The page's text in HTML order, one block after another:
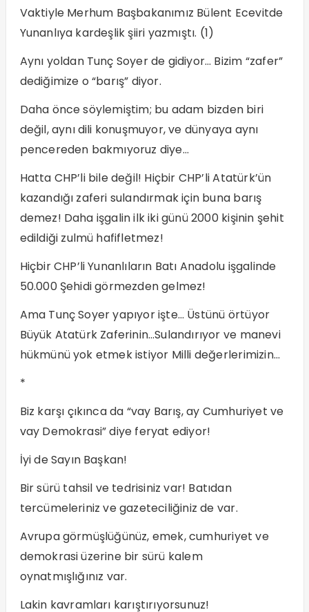
Vaktiyle Merhum Başbakanımız Bülent Ecevitde
Yunanlıya kardeşlik şiiri yazmıştı. (1)
Aynı yoldan Tunç Soyer de gidiyor… Bizim “zafer”
dediğimize o “barış” diyor.
Daha önce söylemiştim; bu adam bizden biri
değil, aynı dili konuşmuyor, ve dünyaya aynı
pencereden bakmıyoruz diye…
Hatta CHP’li bile değil! Hiçbir CHP’li Atatürk’ün
kazandığı zaferi sulandırmak için buna barış
demez! Daha işgalin ilk iki günü 2000 kişinin şehit
edildiği zulmü hafifletmez!
Hiçbir CHP’li Yunanlıların Batı Anadolu işgalinde
50.000 Şehidi görmezden gelmez!
Ama Tunç Soyer yapıyor işte… Üstünü örtüyor
Büyük Atatürk Zaferinin…Sulandırıyor ve manevi
hükmünü yok etmek istiyor Milli değerlerimizin…
*
Biz karşı çıkınca da “vay Barış, ay Cumhuriyet ve
vay Demokrasi” diye feryat ediyor!
İyi de Sayın Başkan!
Bir sürü tahsil ve tedrisiniz var! Batıdan
tercümeleriniz ve gazeteciliğiniz de var.
Avrupa görmüşlüğünüz, emek, cumhuriyet ve
demokrasi üzerine bir sürü kalem
oynatmışlığınız var.
Lakin kavramları karıştırıyorsunuz!